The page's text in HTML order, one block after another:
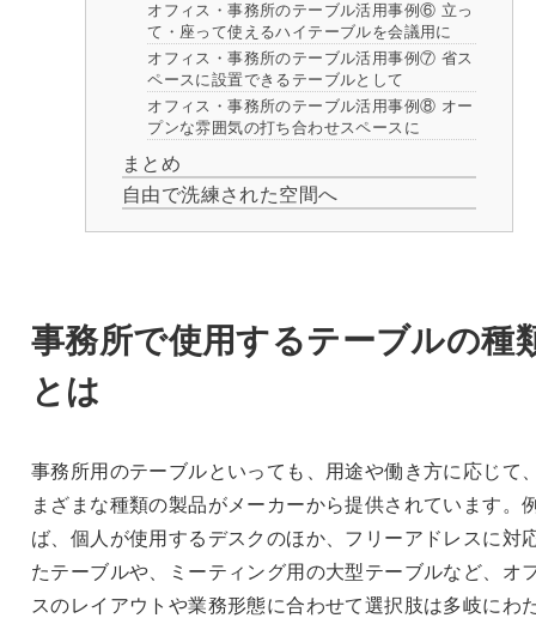
オフィス・事務所のテーブル活用事例⑥ 立っ
て・座って使えるハイテーブルを会議用に
オフィス・事務所のテーブル活用事例⑦ 省ス
ペースに設置できるテーブルとして
オフィス・事務所のテーブル活用事例⑧ オー
プンな雰囲気の打ち合わせスペースに
まとめ
自由で洗練された空間へ
事務所で使用するテーブルの種
とは
事務所用のテーブルといっても、用途や働き方に応じて
まざまな種類の製品がメーカーから提供されています。
ば、個人が使用するデスクのほか、フリーアドレスに対
たテーブルや、ミーティング用の大型テーブルなど、オ
スのレイアウトや業務形態に合わせて選択肢は多岐にわ